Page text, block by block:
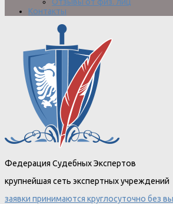
Отзывы от физ. лиц
Контакты
Федерация Судебных Экспертов
крупнейшая сеть экспертных учреждений
заявки принимаются круглосуточно без